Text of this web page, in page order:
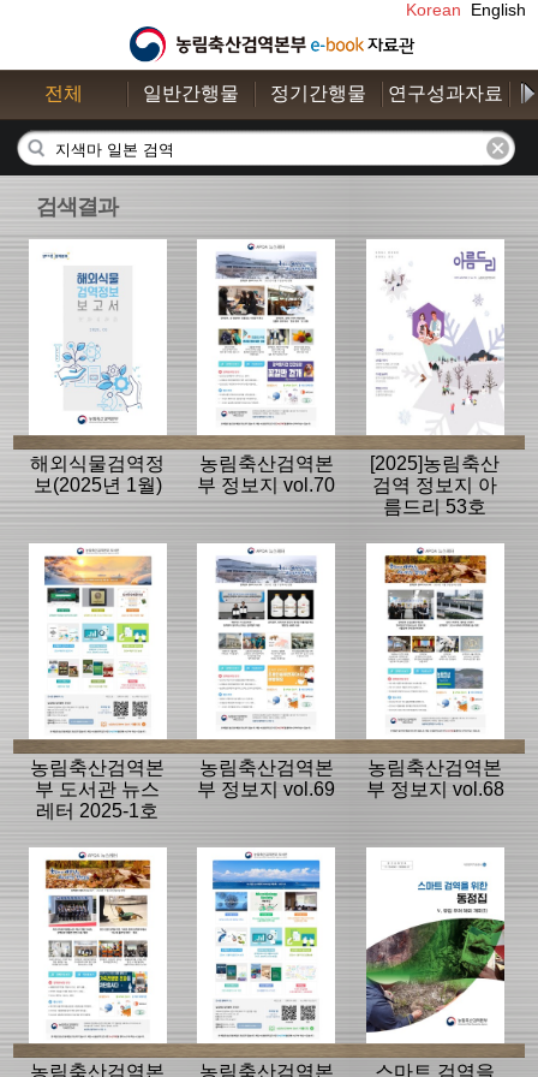
Korean English
전체 일반간행물 정기간행물 연구성과자료
검색결과
해외식물검역정
보(2025년 1월)
농림축산검역본
부 정보지 vol.70
[2025]농림축산
검역 정보지 아
름드리 53호
농림축산검역본
부 도서관 뉴스
레터 2025-1호
농림축산검역본
부 정보지 vol.69
농림축산검역본
부 정보지 vol.68
농림축산검역본 농림축산검역본 스마트 검역을